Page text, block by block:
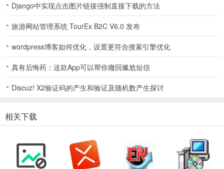
日程展示工作安排，高效协作管理
3、网络会议
满足远程办公需求，使沟通便捷高效
软件优势
1、随时随地查询公司内部通讯录，丰声在手，通讯录全都有。
3、打字打累了?就用语音吧，而且支持语音通话功能哦。
4、可以在手机将文件发送到电脑，方便在电脑接收文件
5、可以查看自己的群，轻松和成员在软件交换信息
Django中实现点击图片链接强制直接下载的方法
旅游网站管理系统 TourEx B2C V6.0 发布
wordpress博客如何优化，设置更符合搜索引擎优化
真有后悔药：这款App可以帮你撤回尴尬短信
Discuz! X2验证码的产生和验证及随机数产生探讨
相关下载